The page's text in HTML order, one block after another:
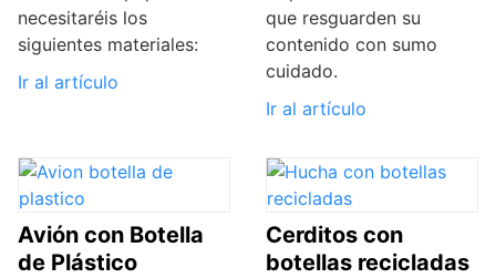
necesitaréis los
siguientes materiales:
Ir al artículo
que resguarden su
contenido con sumo
cuidado.
Ir al artículo
Avión con Botella
de Plástico
Cerditos con
botellas recicladas